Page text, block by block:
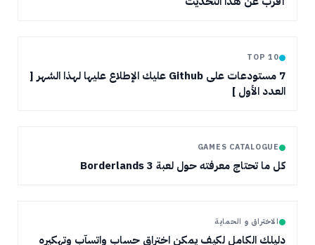
TOP 10
7 مستودعات على Github عليك الإطلاع عليها لهذا الشهر [
العدد الأول ]
GAMES CATALOGUE
كل ما تحتاج معرفته حول لعبة Borderlands 3
الاختراق و الحماية
دليلك الكامل لكيف يمكن اختراق حساب واتسآب وتهكيره